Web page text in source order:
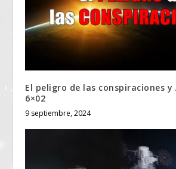
El peligro de las conspiraciones
6×02
9 septiembre, 2024